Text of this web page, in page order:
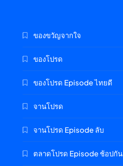
ของขวัญจากใจ
ของโปรด
ของโปรด Episode ไทยดี
จานโปรด
จานโปรด Episode ลับ
ตลาดโปรด Episode ช้อปกัน